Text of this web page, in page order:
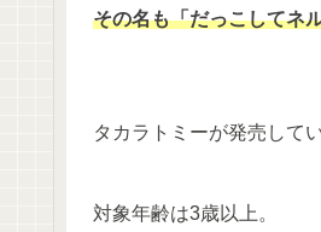
その名も「だっこしてネ
タカラトミーが発売して
対象年齢は3歳以上。